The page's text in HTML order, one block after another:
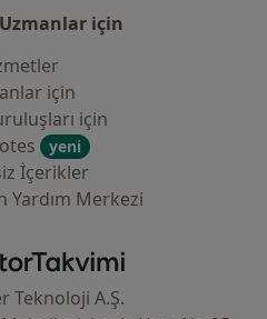
için
için
için
yeni
İçerikler
Yardım Merkezi
DoktorTakvimi - Ana Sayfa
Teknoloji A.Ş.